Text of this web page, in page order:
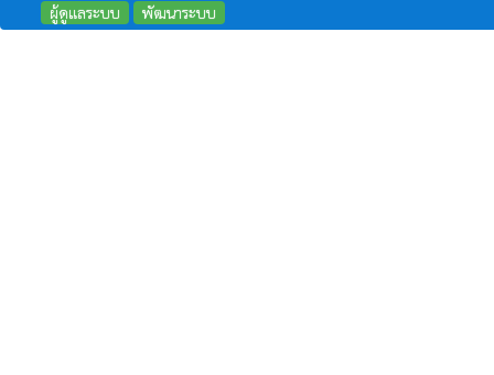
ผู้ดูแลระบบ พัฒนาระบบ